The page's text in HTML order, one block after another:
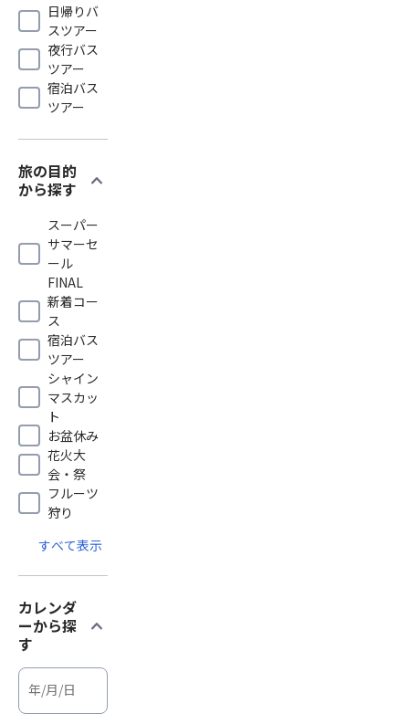
日帰りバ
スツアー
夜行バス
ツアー
宿泊バス
ツアー
旅の目的
から探す
expand_more
スーパー
サマーセ
ール
FINAL
新着コー
ス
宿泊バス
ツアー
シャイン
マスカッ
ト
お盆休み
花火大
会・祭
フルーツ
狩り
すべて表示
カレンダ
ーから探
す
expand_more